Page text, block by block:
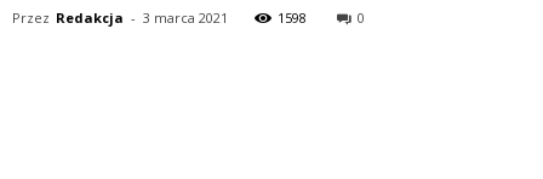
Przez Redakcja - 3 marca 2021 1598 0